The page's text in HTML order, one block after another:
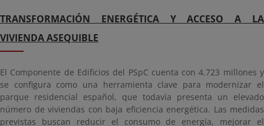
TRANSFORMACIÓN ENERGÉTICA Y ACCESO A LA
VIVIENDA ASEQUIBLE
El Componente de Edificios del PSpC cuenta con 4.723 millones y
se configura como una herramienta clave para modernizar el
parque residencial español, que todavía presenta un elevado
número de viviendas con baja eficiencia energética. Las medidas
previstas buscan reducir el consumo de energía, mejorar el